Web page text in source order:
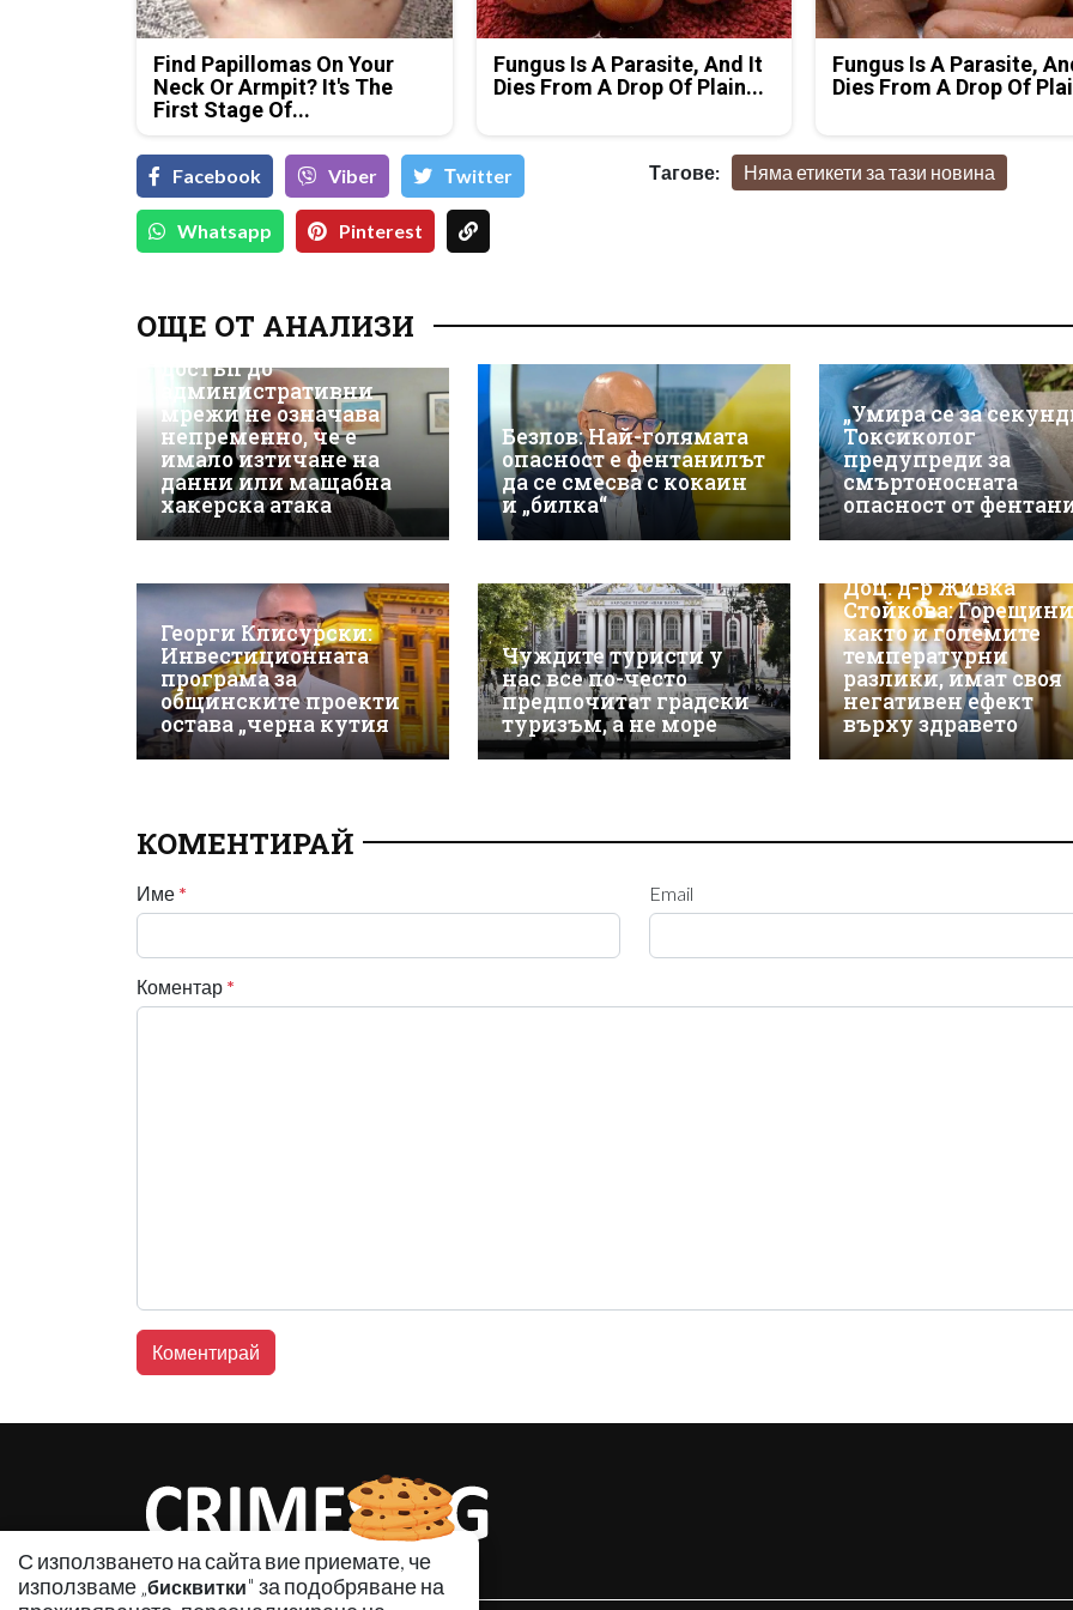
Find Papillomas On Your
Neck Or Armpit? It's The
First Stage Of...
Fungus Is A Parasite, And It
Dies From A Drop Of Plain...
Fungus Is A Parasite,
Dies From A Drop Of
Facebook Viber Тwitter
Whatsapp Pinterest
Тагове: Няма етикети за тази новина
ОЩЕ ОТ АНАЛИЗИ
киберсигурност:
Неоторизираният
достъп до
административни
мрежи не означава
непременно, че е
имало изтичане на
данни или мащабна
хакерска атака
Безлов: Най-голямата
опасност е фентанилът
да се смесва с кокаин
и „билка“
„Умира се за
Токсиколог
предупреди за
смъртоносната
опасност от
Георги Клисурски:
Инвестиционната
програма за
общинските проекти
остава „черна кутия
Чуждите туристи у
нас все по-често
предпочитат градски
туризъм, а не море
Доц. д-р Живка
Стойкова:
както и големите
температурни
разлики, имат своя
негативен ефект
върху здравето
КОМЕНТИРАЙ
Име * Email
Коментар *
С използването на сайта вие приемате, че
използваме „бисквитки" за подобряване на